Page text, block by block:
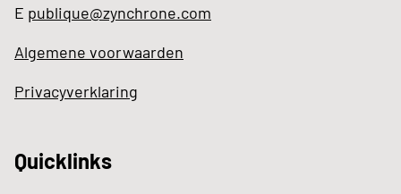
E publique@zynchrone.com
Algemene voorwaarden
Privacyverklaring
Quicklinks